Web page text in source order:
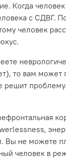
Когда
с
человек
то вам
не можете
человек в